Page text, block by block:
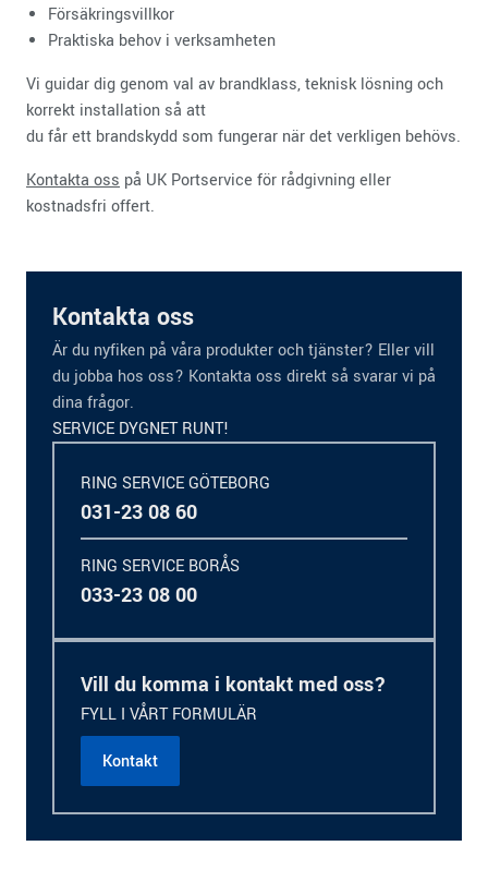
Försäkringsvillkor
Praktiska behov i verksamheten
Vi guidar dig genom val av brandklass, teknisk lösning och
korrekt installation så att
du får ett brandskydd som fungerar när det verkligen behövs.
Kontakta oss på UK Portservice för rådgivning eller
kostnadsfri offert.
Kontakta oss
Är du nyfiken på våra produkter och tjänster? Eller vill
du jobba hos oss? Kontakta oss direkt så svarar vi på
dina frågor.
SERVICE DYGNET RUNT!
RING SERVICE GÖTEBORG
031-23 08 60
RING SERVICE BORÅS
033-23 08 00
Vill du komma i kontakt med oss?
FYLL I VÅRT FORMULÄR
Kontakt